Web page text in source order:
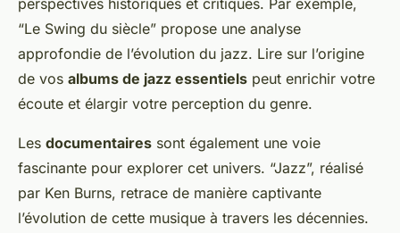
perspectives historiques et critiques. Par exemple,
“Le Swing du siècle” propose une analyse
approfondie de l’évolution du jazz. Lire sur l’origine
de vos albums de jazz essentiels peut enrichir votre
écoute et élargir votre perception du genre.
Les documentaires sont également une voie
fascinante pour explorer cet univers. “Jazz”, réalisé
par Ken Burns, retrace de manière captivante
l’évolution de cette musique à travers les décennies.